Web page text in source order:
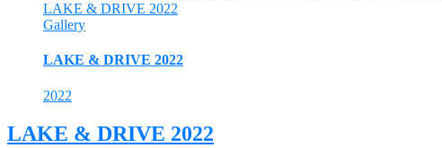
LAKE & DRIVE 2022
Gallery
LAKE & DRIVE 2022
2022
LAKE & DRIVE 2022